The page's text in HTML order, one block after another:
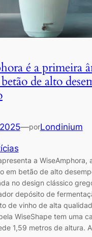
é a primeira
de alto
—porLondinium
a WiseAmphora,
em betão de alto
no design clássico
depósito de
de vinho de alta
WiseShape tem uma
1,59 metros de altura. A